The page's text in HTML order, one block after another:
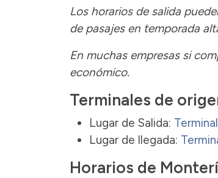
Los horarios de salida
de pasajes en temporada
En muchas empresas si
económico.
Terminales de
Lugar de Salida:
Lugar de llegada:
Horarios de